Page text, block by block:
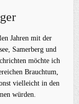
Jahren mit der
Samerberg und
möchte ich
Brauchtum,
vielleicht in den
würden.